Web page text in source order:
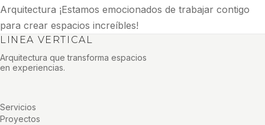
Arquitectura ¡Estamos emocionados de trabajar contigo
para crear espacios increíbles!
LINEA VERTICAL
Arquitectura que transforma espacios
en experiencias.
Servicios
Proyectos